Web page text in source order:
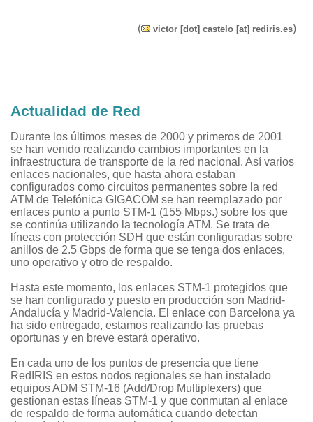
( victor [dot] castelo [at] rediris.es)
Actualidad de Red
Durante los últimos meses de 2000 y primeros de 2001
se han venido realizando cambios importantes en la
infraestructura de transporte de la red nacional. Así varios
enlaces nacionales, que hasta ahora estaban
configurados como circuitos permanentes sobre la red
ATM de Telefónica ­GIGACOM­ se han reemplazado por
enlaces punto a punto STM-1 (155 Mbps.) sobre los que
se continúa utilizando la tecnología ATM. Se trata de
líneas con protección SDH que están configuradas sobre
anillos de 2.5 Gbps de forma que se tenga dos enlaces,
uno operativo y otro de respaldo.
Hasta este momento, los enlaces STM-1 protegidos que
se han configurado y puesto en producción son Madrid-
Andalucía y Madrid-Valencia. El enlace con Barcelona ya
ha sido entregado, estamos realizando las pruebas
oportunas y en breve estará operativo.
En cada uno de los puntos de presencia que tiene
RedIRIS en estos nodos regionales se han instalado
equipos ADM STM-16 (Add/Drop Multiplexers) que
gestionan estas líneas STM-1 y que conmutan al enlace
de respaldo de forma automática cuando detectan